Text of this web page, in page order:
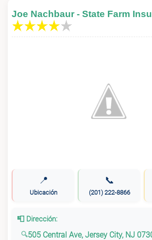
Joe Nachbaur - State Farm
📍
Ubicación
📞
(201) 222-8866
📮 Dirección:
505 Central Ave, Jersey City, NJ